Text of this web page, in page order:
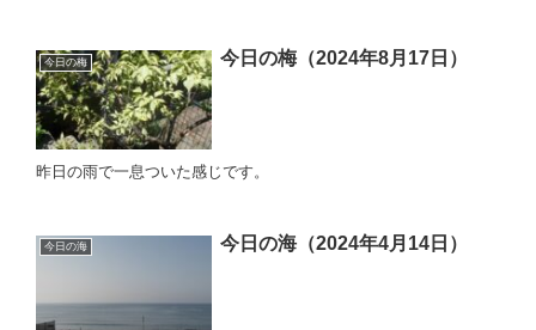
今日の梅 今日の梅（2024年8月17日）
昨日の雨で一息ついた感じです。
今日の海 今日の海（2024年4月14日）